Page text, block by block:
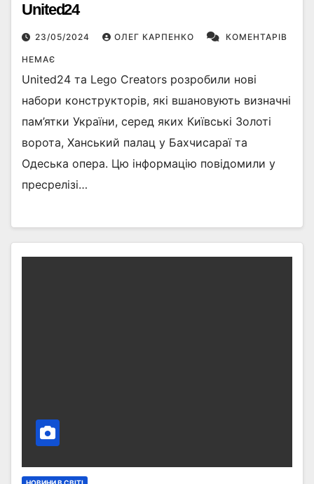
United24
23/05/2024 ОЛЕГ КАРПЕНКО КОМЕНТАРІВ
НЕМАЄ
United24 та Lego Creators розробили нові
набори конструкторів, які вшановують визначні
пам’ятки України, серед яких Київські Золоті
ворота, Ханський палац у Бахчисараї та
Одеська опера. Цю інформацію повідомили у
пресрелізі…
НОВИНИ В СВІТІ